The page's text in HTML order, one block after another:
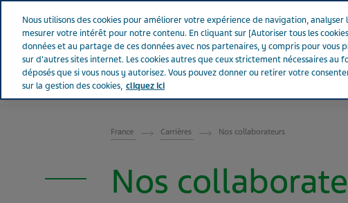
Aller sur Tevapharm
FRANCE
France Carrières Nos collaborateurs
Nos
Nous utilisons des cookies pour améliorer votre expérience de navigation,
mesurer votre intérêt pour notre contenu. En cliquant sur [Autoriser tous les
données et au partage de ces données avec nos partenaires, y compris pour vous
sur d'autres sites internet. Les cookies autres que ceux strictement nécessaires au
déposés que si vous nous y autorisez. Vous pouvez donner ou retirer votre
sur la gestion des cookies, cliquez ici